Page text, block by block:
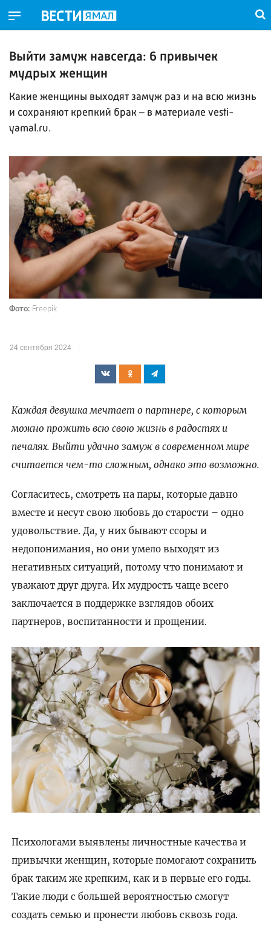
Выйти замуж навсегда: 6 привычек
мудрых женщин
Какие женщины выходят замуж раз и на всю жизнь
и сохраняют крепкий брак – в материале vesti-
yamal.ru.
Фото: Freepik
24 сентября 2024
Каждая девушка мечтает о партнере, с которым
можно прожить всю свою жизнь в радостях и
печалях. Выйти удачно замуж в современном мире
считается чем-то сложным, однако это возможно.
Согласитесь, смотреть на пары, которые давно
вместе и несут свою любовь до старости – одно
удовольствие. Да, у них бывают ссоры и
недопонимания, но они умело выходят из
негативных ситуаций, потому что понимают и
уважают друг друга. Их мудрость чаще всего
заключается в поддержке взглядов обоих
партнеров, воспитанности и прощении.
Психологами выявлены личностные качества и
привычки женщин, которые помогают сохранить
брак таким же крепким, как и в первые его годы.
Такие люди с большей вероятностью смогут
создать семью и пронести любовь сквозь года.